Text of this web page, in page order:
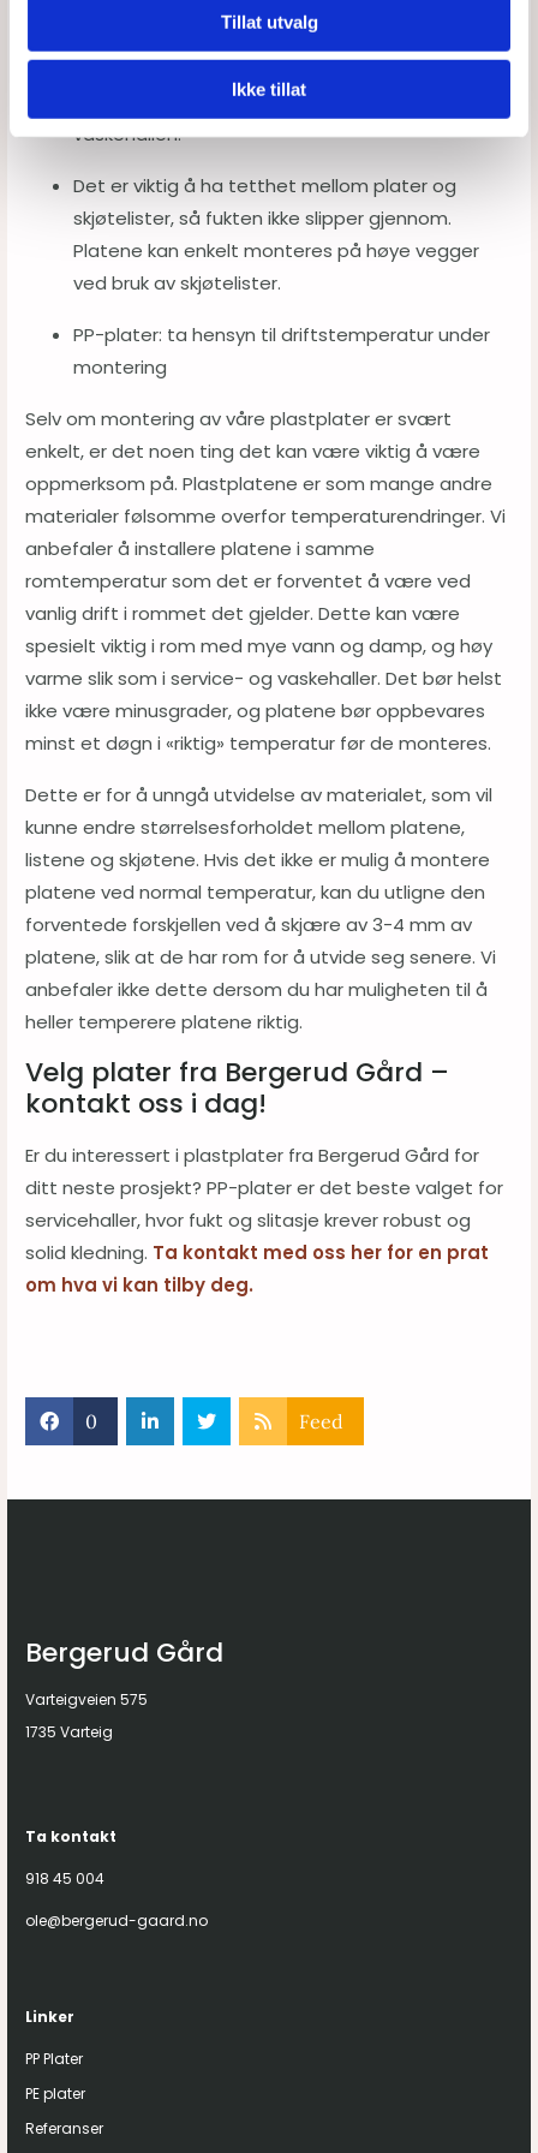
Tillat utvalg
Ikke tillat
Du må benytte fuktbestandige og impregnerte
spikerslag eller lekter under plastplatene, slik at
de tåler fuktighetsnivået i service- eller
vaskehallen.
Det er viktig å ha tetthet mellom plater og
skjøtelister, så fukten ikke slipper gjennom.
Platene kan enkelt monteres på høye vegger
ved bruk av skjøtelister.
PP-plater: ta hensyn til driftstemperatur under
montering
Selv om montering av våre plastplater er svært
enkelt, er det noen ting det kan være viktig å være
oppmerksom på. Plastplatene er som mange andre
materialer følsomme overfor temperaturendringer. Vi
anbefaler å installere platene i samme
romtemperatur som det er forventet å være ved
vanlig drift i rommet det gjelder. Dette kan være
spesielt viktig i rom med mye vann og damp, og høy
varme slik som i service- og vaskehaller. Det bør helst
ikke være minusgrader, og platene bør oppbevares
minst et døgn i «riktig» temperatur før de monteres.
Dette er for å unngå utvidelse av materialet, som vil
kunne endre størrelsesforholdet mellom platene,
listene og skjøtene. Hvis det ikke er mulig å montere
platene ved normal temperatur, kan du utligne den
forventede forskjellen ved å skjære av 3-4 mm av
platene, slik at de har rom for å utvide seg senere. Vi
anbefaler ikke dette dersom du har muligheten til å
heller temperere platene riktig.
Velg plater fra Bergerud Gård –
kontakt oss i dag!
Er du interessert i plastplater fra Bergerud Gård for
ditt neste prosjekt? PP-plater er det beste valget for
servicehaller, hvor fukt og slitasje krever robust og
solid kledning. Ta kontakt med oss her for en prat
om hva vi kan tilby deg.
0 Feed
Bergerud Gård
Varteigveien 575
1735 Varteig
Ta kontakt
918 45 004
ole@bergerud-gaard.no
Linker
PP Plater
PE plater
Referanser